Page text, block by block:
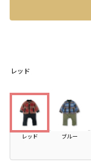
レッド
レッド ブルー